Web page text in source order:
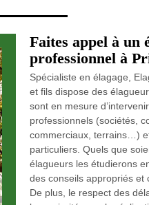
Faites appel à un
professionnel à
Spécialiste en élagage,
et fils dispose des
sont en mesure
professionnels (sociétés,
commerciaux, terrains…)
particuliers. Quels que
élagueurs les étudierons
des conseils appropriés et
De plus, le respect des